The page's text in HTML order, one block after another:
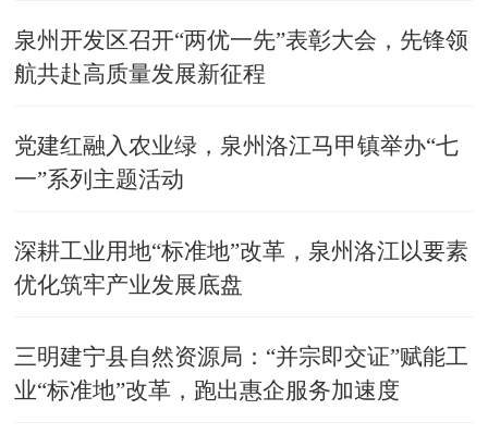
泉州开发区召开“两优一先”表彰大会，先锋领
航共赴高质量发展新征程
党建红融入农业绿，泉州洛江马甲镇举办“七
一”系列主题活动
深耕工业用地“标准地”改革，泉州洛江以要素
优化筑牢产业发展底盘
三明建宁县自然资源局：“并宗即交证”赋能工
业“标准地”改革，跑出惠企服务加速度